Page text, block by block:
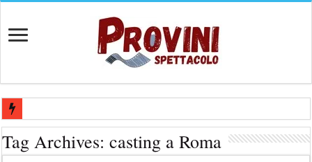
Casting attore per “Luna: dialogo tra un Poeta e una Prostituta” –
Tag Archives:casting a Roma